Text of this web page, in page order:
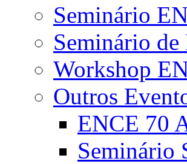
Seminário
Seminário
Workshop
Outros
ENCE 70
Seminário